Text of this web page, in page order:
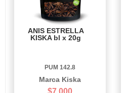
ANIS ESTRELLA
KISKA bl x 20g
PUM 142.8
Marca Kiska
$7,000